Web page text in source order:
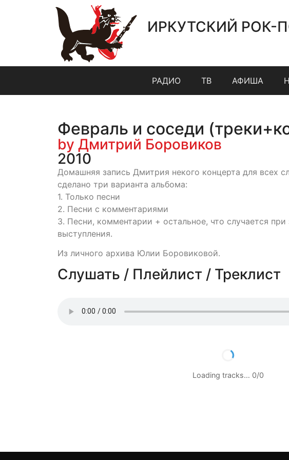
ИРКУТСКИЙ РОК-
РАДИО ТВ АФИША
Февраль и соседи
by Дмитрий Боровиков
2010
Домашняя запись Дмитрия некого концерта для всех
сделано три варианта альбома:
1. Только песни
2. Песни с комментариями
3. Песни, комментарии + остальное, что случается
выступления.
Из личного архива Юлии Боровиковой.
Слушать / Плейлист / Треклист
Loading tracks… 0/0